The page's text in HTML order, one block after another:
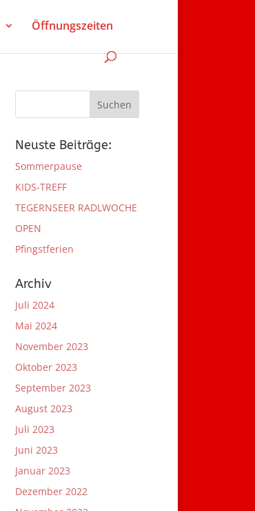
Öffnungszeiten
Neuste Beiträge:
Sommerpause
KIDS-TREFF
TEGERNSEER RADLWOCHE
OPEN
Pfingstferien
Archiv
Juli 2024
Mai 2024
November 2023
Oktober 2023
September 2023
August 2023
Juli 2023
Juni 2023
Januar 2023
Dezember 2022